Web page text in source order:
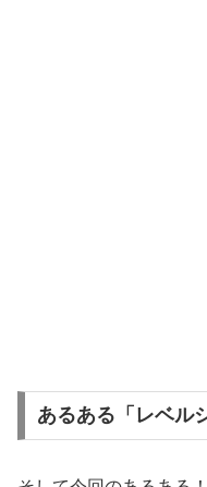
あるある「レベル